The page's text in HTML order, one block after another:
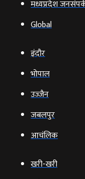
मध्यप्रदेश
Global
इंदौर
भोपाल
उज्‍जैन
जबलपुर
आचंलिक
खरी-खरी